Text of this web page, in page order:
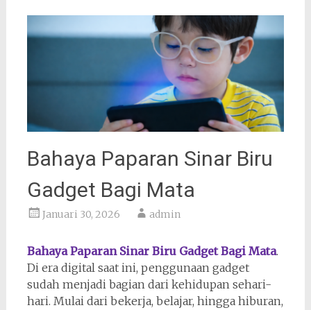
Bahaya Paparan Sinar Biru
Gadget Bagi Mata
Januari 30, 2026 admin
Bahaya Paparan Sinar Biru Gadget Bagi Mata.
Di era digital saat ini, penggunaan gadget
sudah menjadi bagian dari kehidupan sehari-
hari. Mulai dari bekerja, belajar, hingga hiburan,